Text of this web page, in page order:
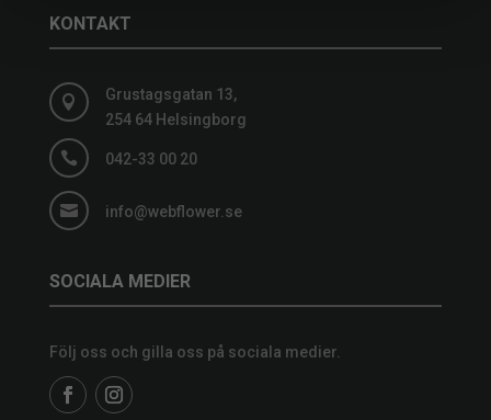
KONTAKT

Grustagsgatan 13,
254 64 Helsingborg
 042-33 00 20
 info@webflower.se
SOCIALA MEDIER
Följ oss och gilla oss på sociala medier.